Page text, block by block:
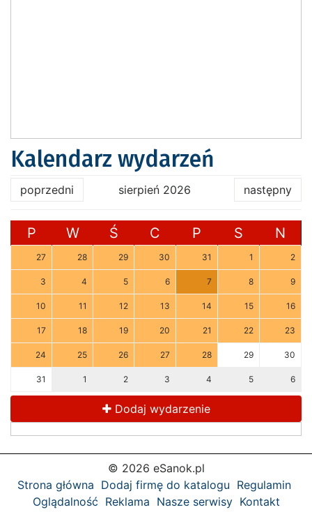
Kalendarz wydarzeń
poprzedni sierpień 2026 następny
P W Ś C P S N
27 28 29 30 31 1 2
3 4 5 6 7 8 9
10 11 12 13 14 15 16
17 18 19 20 21 22 23
24 25 26 27 28 29 30
31 1 2 3 4 5 6
Dodaj wydarzenie
© 2026 eSanok.pl
Strona główna Dodaj firmę do katalogu Regulamin
Oglądalność Reklama Nasze serwisy Kontakt